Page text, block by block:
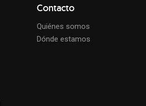
Contacto
Quiénes somos
Dónde estamos